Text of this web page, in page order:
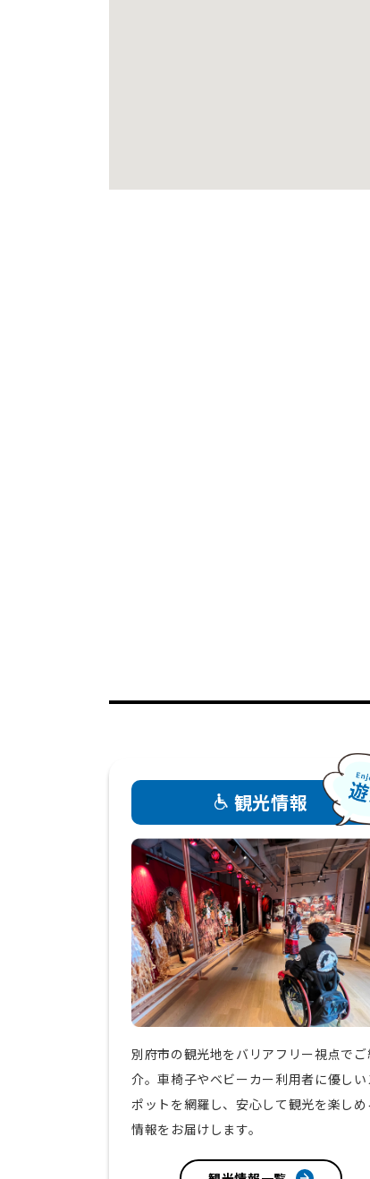
観光情報
別府市の観光地をバリアフリー視点でご
介。車椅子やベビーカー利用者に優しい
ポットを網羅し、安心して観光を楽しめ
情報をお届けします。